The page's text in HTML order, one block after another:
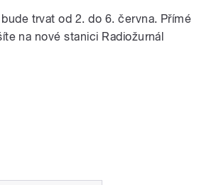
trvat od 2. do 6. června. Přímé
na nové stanici Radiožurnál